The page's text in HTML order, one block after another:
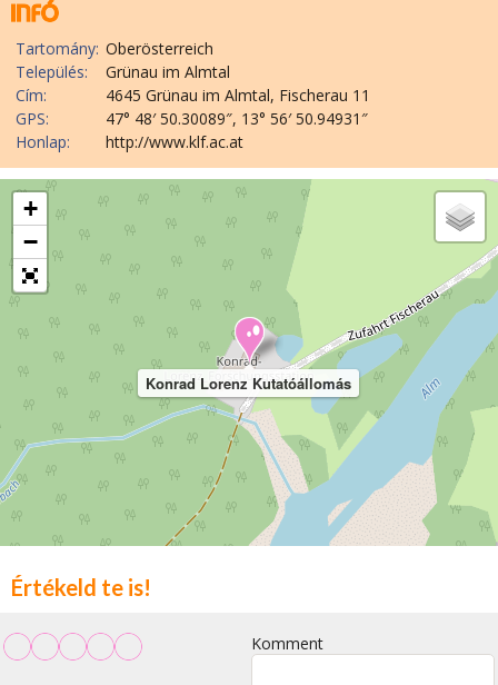
Tartomány: Oberösterreich
Település:
Grünau im Almtal
Cím:
4645 Grünau im Almtal, Fischerau 11
GPS:
47° 48′ 50.30089″, 13° 56′ 50.94931″
Honlap:
http://www.klf.ac.at
Konrad Lorenz Kutatóállomás
+
−
Értékeld te is!
Komment